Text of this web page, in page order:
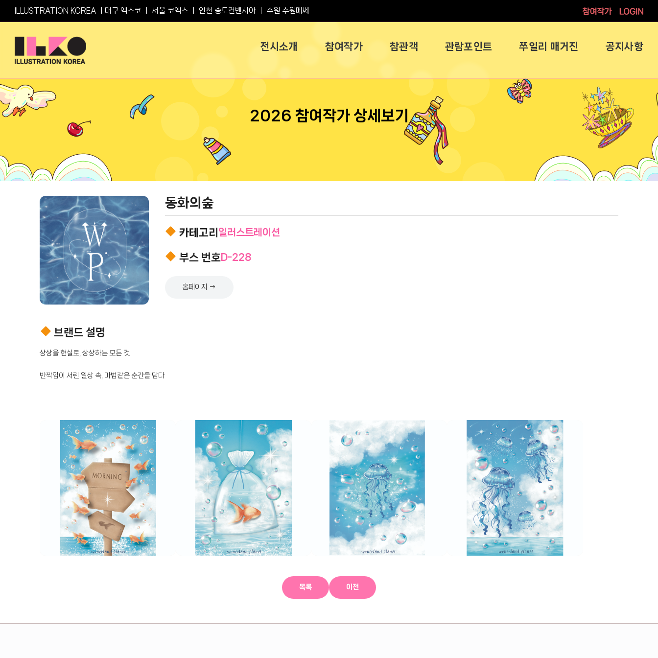
ILLUSTRATION KOREA ㅣ 대구 엑스코 서울 코엑스 인천 송도컨벤시아ㅣ 수원 수원메쎄
참여작가
전시소개 참여작가 참관객 관람포인트 쭈일리 매거진 공지사항
2026 참여작가 상세보기
동화의숲
카테고리 일러스트레이션
부스 번호D-228
홈페이지 →
브랜드 설명
반짝임이 서린 일상 속, 마법같은 순간을 담다
목록 이전